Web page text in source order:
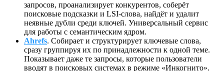
запросов, проанализирует конкурентов, соберёт
поисковые подсказки и LSI-слова, найдёт и удалит
неявные дубли среди ключей. Универсальный сервис
для работы с семантическим ядром.
Ahrefs. Собирает и структурирует ключевые слова,
сразу группируя их по принадлежности к одной теме.
Показывает даже те запросы, которые пользователи
вводят в поисковых системах в режиме «Инкогнито».